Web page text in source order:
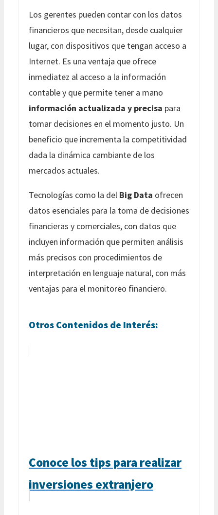
Los gerentes pueden contar con los datos
financieros que necesitan, desde cualquier
lugar, con dispositivos que tengan acceso a
Internet. Es una ventaja que ofrece
inmediatez al acceso a la información
contable y que permite tener a mano
información actualizada y precisa para
tomar decisiones en el momento justo. Un
beneficio que incrementa la competitividad
dada la dinámica cambiante de los
mercados actuales.
Tecnologías como la del Big Data ofrecen
datos esenciales para la toma de decisiones
financieras y comerciales, con datos que
incluyen información que permiten análisis
más precisos con procedimientos de
interpretación en lenguaje natural, con más
ventajas para el monitoreo financiero.
Otros Contenidos de Interés:
Conoce los tips para realizar
inversiones extranjero